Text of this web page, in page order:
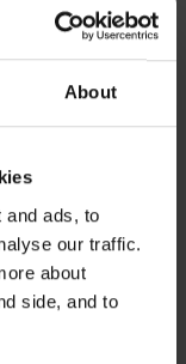
About
and ads, to
our traffic.
about
side, and to